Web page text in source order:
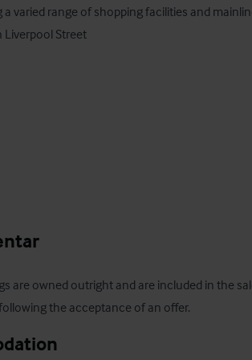
varied range of shopping facilities and
Street
are owned outright and are included in the
the acceptance of an offer.